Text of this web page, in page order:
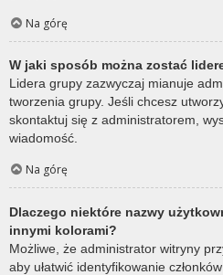
Na górę
W jaki sposób można zostać
Lidera grupy zazwyczaj mianuje
tworzenia grupy. Jeśli chcesz
skontaktuj się z administratorem,
wiadomość.
Na górę
Dlaczego niektóre nazwy
innymi kolorami?
Możliwe, że administrator witryny
aby ułatwić identyfikowanie